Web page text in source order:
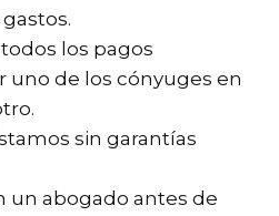
los pagos
uno de los cónyuges en
sin garantías
un abogado antes de